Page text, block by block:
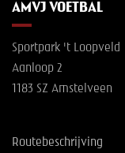
AMVJ VOETBAL
Sportpark 't Loopveld
Aanloop 2
1183 SZ Amstelveen
Routebeschrijving